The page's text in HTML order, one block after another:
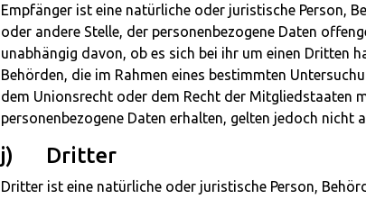
Empfänger ist eine natürliche oder juristische Person,
oder andere Stelle, der personenbezogene Daten
unabhängig davon, ob es sich bei ihr um einen Dritten
Behörden, die im Rahmen eines bestimmten
dem Unionsrecht oder dem Recht der Mitgliedstaaten
personenbezogene Daten erhalten, gelten jedoch nicht
j) Dritter
Dritter ist eine natürliche oder juristische Person,